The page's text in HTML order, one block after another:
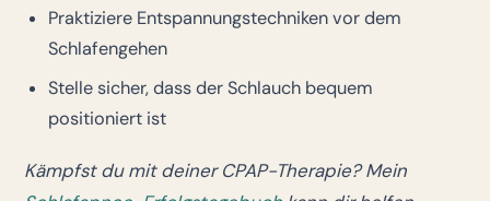
Praktiziere Entspannungstechniken vor dem
Schlafengehen
Stelle sicher, dass der Schlauch bequem
positioniert ist
Kämpfst du mit deiner CPAP-Therapie? Mein